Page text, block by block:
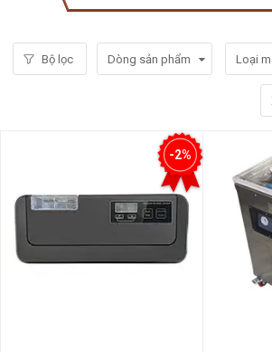
Bộ lọc Dòng sản phẩm Loại
-2%